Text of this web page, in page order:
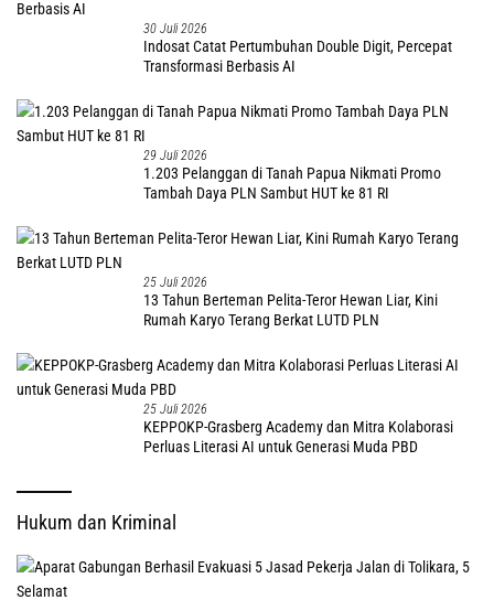
30 Juli 2026
Indosat Catat Pertumbuhan Double Digit, Percepat
Transformasi Berbasis AI
29 Juli 2026
1.203 Pelanggan di Tanah Papua Nikmati Promo
Tambah Daya PLN Sambut HUT ke 81 RI
25 Juli 2026
13 Tahun Berteman Pelita-Teror Hewan Liar, Kini
Rumah Karyo Terang Berkat LUTD PLN
25 Juli 2026
KEPPOKP-Grasberg Academy dan Mitra Kolaborasi
Perluas Literasi AI untuk Generasi Muda PBD
Hukum dan Kriminal